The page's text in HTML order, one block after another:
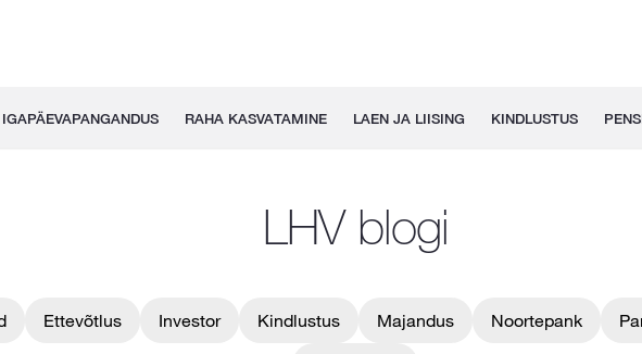
IGAPÄEVAPANGANDUS RAHA KASVATAMINE LAEN JA LIISING KINDLUSTUS
LHV blogi
Ettevõtlus Investor Kindlustus Majandus Noortepank